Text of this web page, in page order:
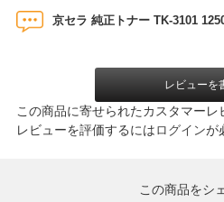
京セラ 純正トナー TK-3101
レビューを
この商品に寄せられたカスタマーレ
レビューを評価するにはログインが
この商品をシ